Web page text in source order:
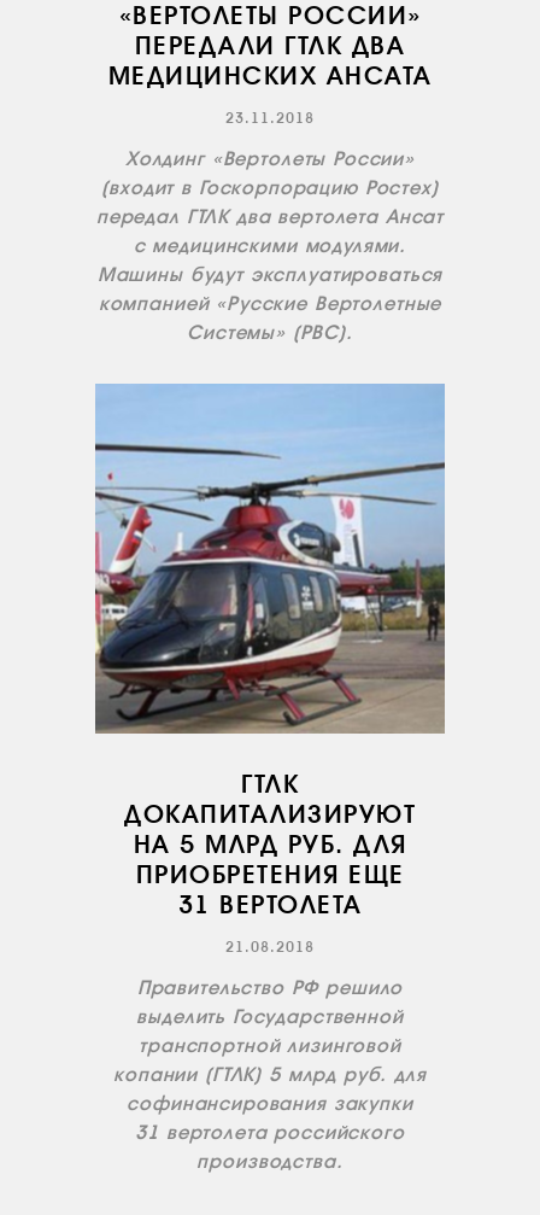
О КОМПАНИИ
ВНУТРЕННИЕ
КОМПАНИИ
ОБУЧЕНИЕ
ИНСТРУКТОРЫ
ПРОДАЖА
ПРОДАЖА АТИ
НОВОСТИ
КОНТАКТЫ
«ВЕРТОЛЕТЫ РОССИИ»
ПЕРЕДАЛИ ГТЛК ДВА
МЕДИЦИНСКИХ АНСАТА
23.11.2018
Холдинг «Вертолеты России»
(входит в Госкорпорацию Ростех)
передал ГТЛК два вертолета Ансат
с медицинскими модулями.
Машины будут эксплуатироваться
компанией «Русские Вертолетные
Системы» (РВС).
ГТЛК
ДОКАПИТАЛИЗИРУЮТ
НА 5 МЛРД РУБ. ДЛЯ
ПРИОБРЕТЕНИЯ ЕЩЕ
31 ВЕРТОЛЕТА
21.08.2018
Правительство РФ решило
выделить Государственной
транспортной лизинговой
копании (ГТЛК) 5 млрд руб. для
софинансирования закупки
31 вертолета российского
производства.